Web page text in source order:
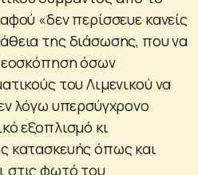
«δεν περίσσευε κανείς
της διάσωσης, που να
όσων
του Λιμενικού να
λόγω υπερσύγχρονο
εξοπλισμό κι
κατασκευής όπως και
στις φωτό του